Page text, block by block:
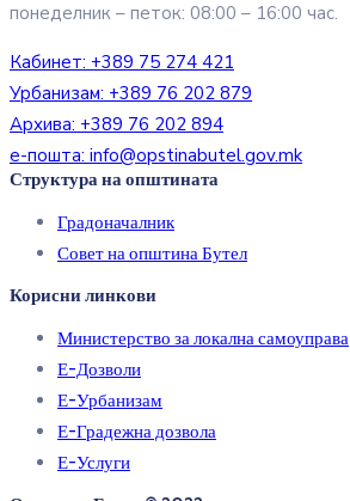
понеделник – петок: 08:00 – 16:00 час.
Кабинет: +389 75 274 421
Урбанизам: +389 76 202 879
Архива: +389 76 202 894
е-пошта: info@opstinabutel.gov.mk
Структура на општината
Градоначалник
Совет на општина Бутел
Корисни линкови
Министерство за локална самоуправа
Е-Дозволи
Е-Урбанизам
Е-Градежна дозвола
Е-Услуги